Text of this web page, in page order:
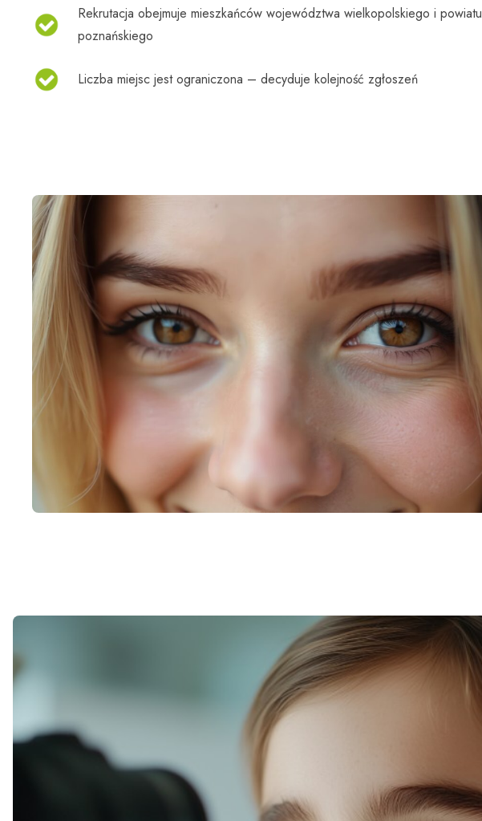
Rekrutacja obejmuje mieszkańców województwa wielkopolskiego i powiatu
poznańskiego
Liczba miejsc jest ograniczona – decyduje kolejność zgłoszeń